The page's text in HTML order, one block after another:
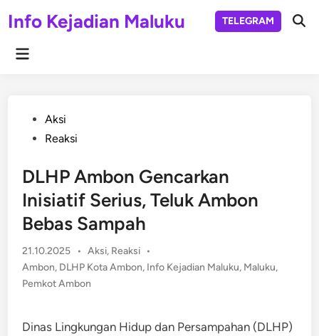
toInfo Kejadian Maluku TELEGRAM
Main
PostedAksi
Reaksi
DLHP Ambon Gencarkan
Inisiatif Serius, Teluk Ambon
Bebas Sampah
21.10.2025 • Posted
in
Aksi, Reaksi •
Ambon, DLHP Kota Ambon, Info Kejadian Maluku, Maluku,
Pemkot Ambon
Dinas Lingkungan Hidup dan Persampahan (DLHP)